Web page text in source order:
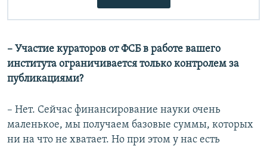
– Участие кураторов от ФСБ в работе вашего
института ограничивается только контролем за
публикациями?
– Нет. Сейчас финансирование науки очень
маленькое, мы получаем базовые суммы, которых
ни на что не хватает. Но при этом у нас есть